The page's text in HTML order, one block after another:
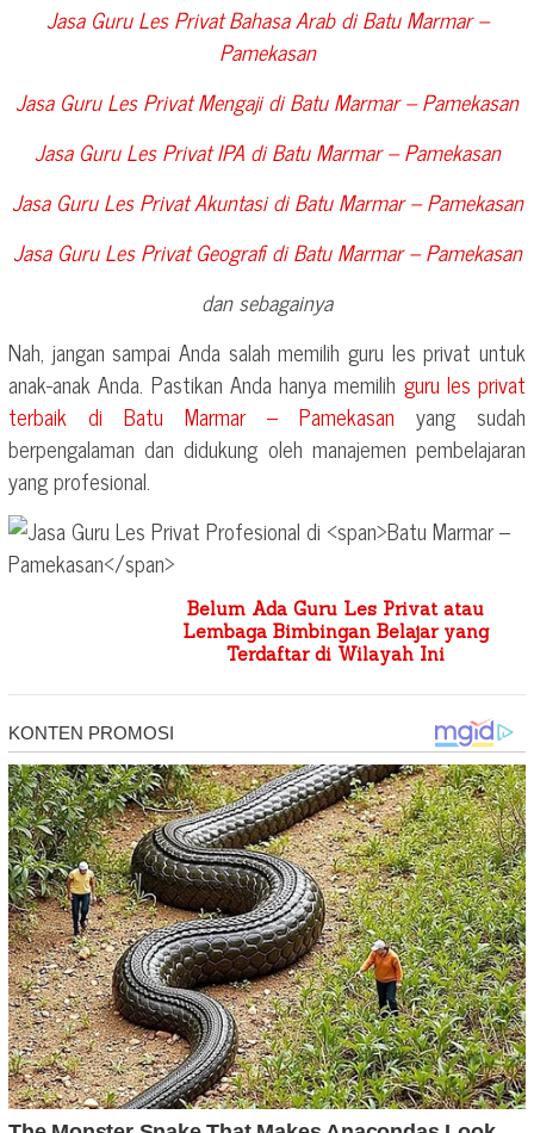
Jasa Guru Les Privat Bahasa Arab diBatu Marmar –
Pamekasan
Jasa Guru Les Privat Mengaji diBatu Marmar – Pamekasan
Jasa Guru Les Privat IPA diBatu Marmar – Pamekasan
Jasa Guru Les Privat Akuntasi diBatu Marmar – Pamekasan
Jasa Guru Les Privat Geografi diBatu Marmar – Pamekasan
dan sebagainya
Nah, jangan sampai Anda salah memilih guru les privat untuk
anak-anak Anda. Pastikan Anda hanya memilih guru les privat
terbaik di Batu Marmar – Pamekasan yang sudah
berpengalaman dan didukung oleh manajemen pembelajaran
yang profesional.
Belum Ada Guru Les Privat atau
Lembaga Bimbingan Belajar yang
Terdaftar di Wilayah Ini